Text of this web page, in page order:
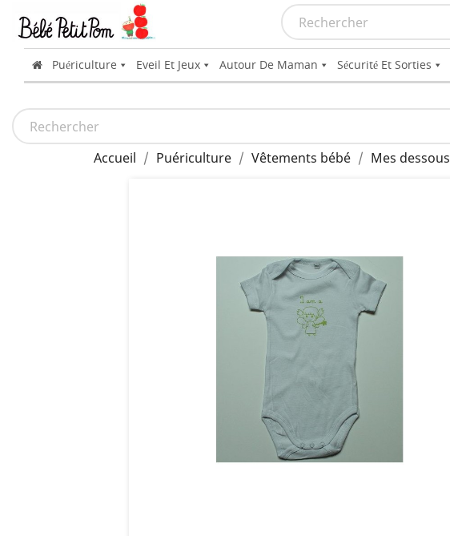
Puériculture Eveil Et Jeux Autour De Maman Sécurité Et Sorties
Accueil Puériculture Vêtements bébé Mes dessous